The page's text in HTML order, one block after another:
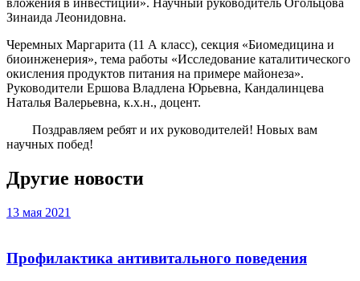
вложения в инвестиции». Научный руководитель Огольцова
Зинаида Леонидовна.
Черемных Маргарита (11 А класс), секция «Биомедицина и
биоинженерия», тема работы «Исследование каталитического
окисления продуктов питания на примере майонеза».
Руководители Ершова Владлена Юрьевна, Кандалинцева
Наталья Валерьевна, к.х.н., доцент.
Поздравляем ребят и их руководителей! Новых вам
научных побед!
Другие новости
13 мая 2021
Профилактика антивитального поведения